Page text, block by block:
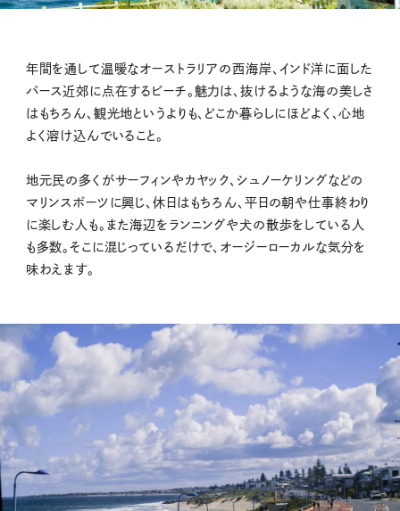
年間を通して温暖なオーストラリアの西海岸、インド洋に面した
パース近郊に点在するビーチ。魅力は、抜けるような海の美しさ
はもちろん、観光地というよりも、どこか暮らしにほどよく、心地
よく溶け込んでいること。
地元民の多くがサーフィンやカヤック、シュノーケリングなどの
マリンスポーツに興じ、休日はもちろん、平日の朝や仕事終わり
に楽しむ人も。また海辺をランニングや犬の散歩をしている人
も多数。そこに混じっているだけで、オージーローカルな気分を
味わえます。